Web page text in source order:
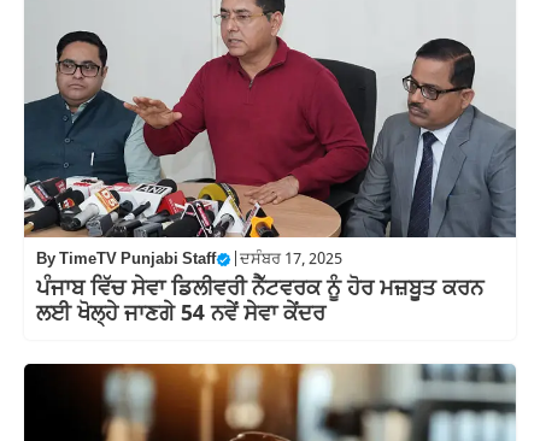
ByTimeTV Punjabi Staff ਦਸੰਬਰ 17, 2025
ਪੰਜਾਬ ਵਿੱਚ ਸੇਵਾ ਡਿਲੀਵਰੀ ਨੈੱਟਵਰਕ ਨੂੰ ਹੋਰ ਮਜ਼ਬੂਤ ਕਰਨ
ਲਈ ਖੋਲ੍ਹੇ ਜਾਣਗੇ 54 ਨਵੇਂ ਸੇਵਾ ਕੇਂਦਰ